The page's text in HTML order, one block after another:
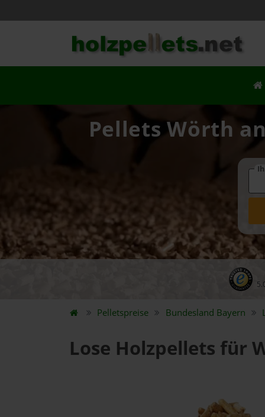
Pellets Wörth
Pelletspreise Bundesland Bayern
Lose Holzpellets für